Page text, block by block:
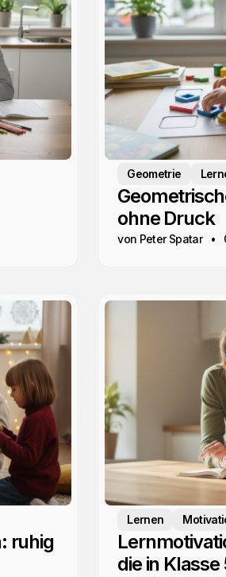
Geometrie
ohne Druck
von Peter Spatar
ruhig
Lernen
die in